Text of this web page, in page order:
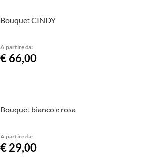
Bouquet CINDY
A partire da:
€ 66,00
Bouquet bianco e rosa
A partire da:
€ 29,00